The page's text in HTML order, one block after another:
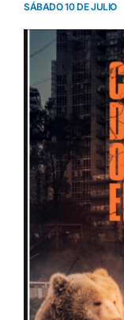
SÁBADO 10 DE JULIO